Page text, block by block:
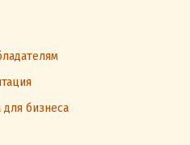
для бизнеса